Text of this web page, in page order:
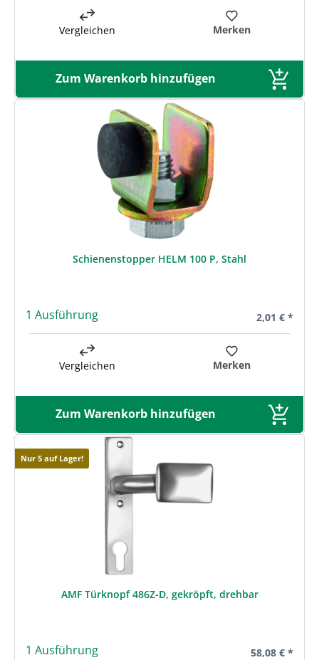
Vergleichen Merken
Zum Warenkorb hinzufügen
Schienenstopper HELM 100 P, Stahl
1 Ausführung Regulärer
2,01 € *
Vergleichen Merken
Zum Warenkorb hinzufügen
Nur 5 auf Lager!
AMF Türknopf 486Z-D, gekröpft, drehbar
1 Ausführung Regulärer
58,08 € *